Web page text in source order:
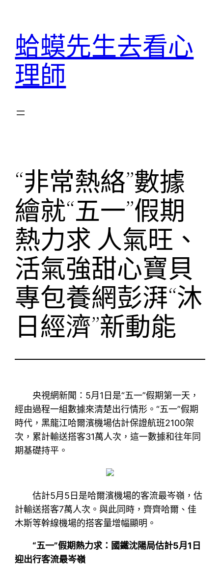
蛤蟆先生去看心
理師
“非常熱絡”數據
繪就“五一”假期
熱力求 人氣旺、
活氣強甜心寶貝
專包養網彭湃“沐
日經濟”新動能
央視網新聞：5月1日是“五一”假期第一天，
經由過程一組數據來清楚出行情形。“五一”假期
時代，黑龍江哈爾濱機場估計保證航班2100架
次，累計輸送搭客31萬人次，這一數據和往年同
期基礎持平。
估計5月5日是哈爾濱機場的客流最岑嶺，估
計輸送搭客7萬人次。與此同時，齊齊哈爾、佳
木斯等幹線機場的搭客量增幅顯明。
“五一”假期熱力求：國鐵沈陽局估計5月1日
迎出行客流最岑嶺